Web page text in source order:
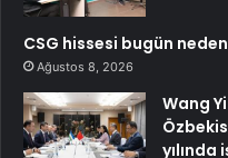
CSG hissesi bugün
Ağustos 8, 2026
Wang
yılında